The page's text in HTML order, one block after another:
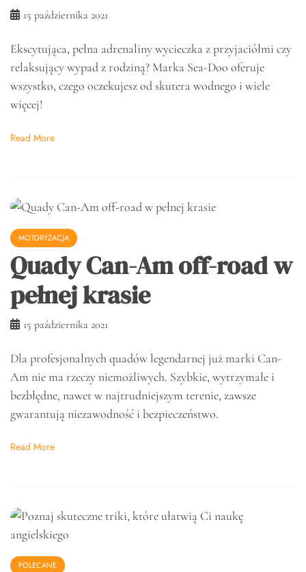
15 października 2021
Ekscytująca, pełna adrenaliny wycieczka z przyjaciółmi czy
relaksujący wypad z rodziną? Marka Sea-Doo oferuje
wszystko, czego oczekujesz od skutera wodnego i wiele
więcej!
Read More
MOTORYZACJA
Quady Can-Am off-road w
pełnej krasie
15 października 2021
Dla profesjonalnych quadów legendarnej już marki Can-
Am nie ma rzeczy niemożliwych. Szybkie, wytrzymałe i
bezbłędne, nawet w najtrudniejszym terenie, zawsze
gwarantują niezawodność i bezpieczeństwo.
Read More
POLECANE